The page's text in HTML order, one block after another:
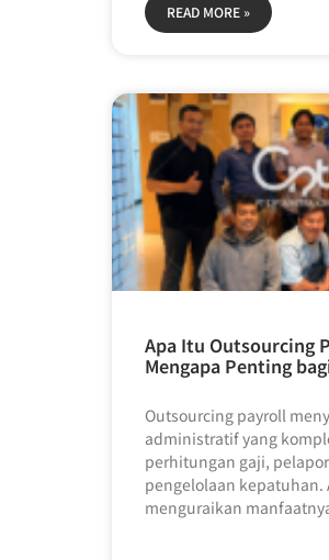
READ MORE »
Apa Itu Outsourcing
Mengapa Penting
Outsourcing payroll
administratif yang
perhitungan gaji,
pengelolaan kepatuhan.
menguraikan